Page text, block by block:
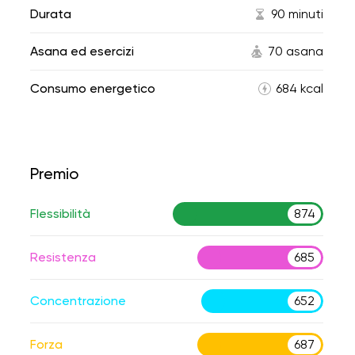
Durata 90 minuti
Asana ed esercizi 70 asana
Consumo energetico 684 kcal
Premio
Flessibilità 874
Resistenza 685
Concentrazione 652
Forza 687